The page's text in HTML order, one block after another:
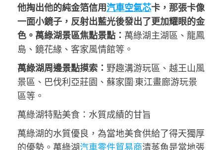
他掏出他的純金箔信用汽車空氣芯卡，那張卡像
一面小鏡子，反射出藍光後發出了更加耀眼的金
色。萬綠湖景區焦點景點： 萬綠湖主湖區、龍鳳
島、鏡花緣、客家風情館等。
萬綠湖周邊景點摸索： 野趣溝游玩區、越王山風
景區、巴伐利亞莊園、蘇家圍·東江畫廊游玩景
區等。
萬綠湖特點美食：水質成績的甘旨
萬綠湖的水質優良，為當地美食供給了得天獨厚
的優勢。萬綠湖汽車零件貿易商清蒸魚是當地張